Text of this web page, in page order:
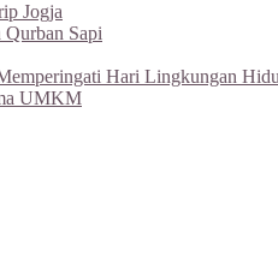
Jogja
Sapi
Hari Lingkungan
UMKM